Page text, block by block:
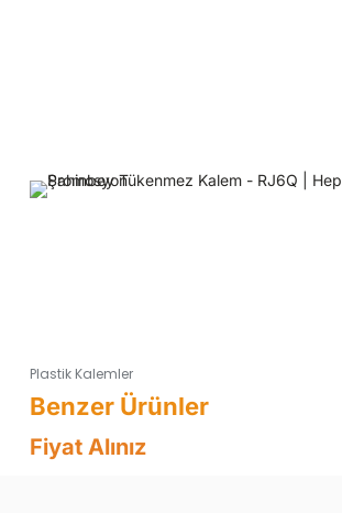
Plastik Kalemler
Fiyat Alınız